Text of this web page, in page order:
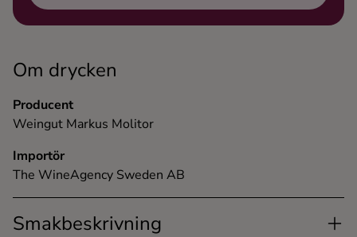
Om drycken
Producent
Weingut Markus Molitor
Importör
The WineAgency Sweden AB
Smakbeskrivning